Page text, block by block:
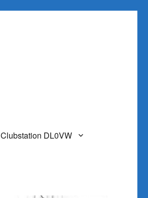
Clubstation DL0VW